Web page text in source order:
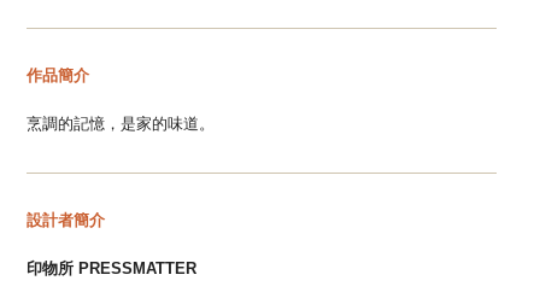
——————————————————————————————
作品簡介
烹調的記憶，是家的味道。
——————————————————————————————
設計者簡介
印物所 PRESSMATTER